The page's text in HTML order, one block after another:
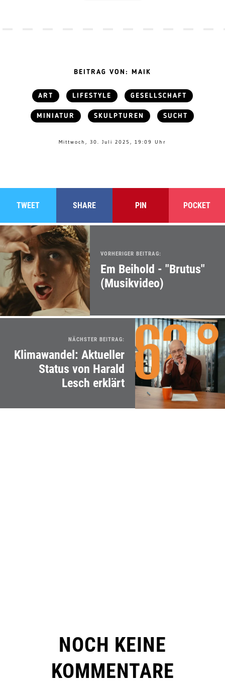
BEITRAG VON: MAIK
ART LIFESTYLE GESELLSCHAFT
MINIATUR SKULPTUREN SUCHT
Mittwoch, 30. Juli 2025, 19:09 Uhr
TWEET SHARE PIN POCKET
VORHERIGER BEITRAG:
Em Beihold - "Brutus"
(Musikvideo)
NÄCHSTER BEITRAG:
Klimawandel: Aktueller
Status von Harald
Lesch erklärt
NOCH KEINE
KOMMENTARE